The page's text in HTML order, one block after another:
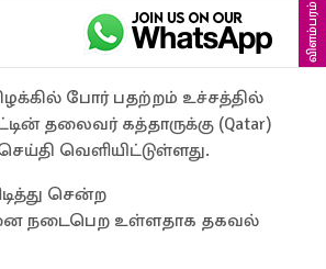
விளம்பரம்
போர் பதற்றம் உச்சத்தில்
தலைவர் கத்தாருக்கு (Qatar)
வெளியிட்டுள்ளது.
சென்ற
நடைபெற உள்ளதாக தகவல்